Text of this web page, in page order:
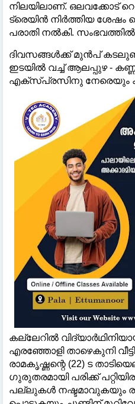
നിലയിലാണ്. ഒലവക്കോട്
ട്രെയിന്‍ നിര്‍ത്തിയ
പരാതി നല്‍കി.
ദിവസങ്ങള്‍ക്ക് മുന്‍പ്
ഇടയില്‍ വച്ച് ആലപ്പുഴ -
എക്‌സ്പ്രസിനു നേരെയും
കല്ലേറില്‍
എരഞ്ഞോളി താഴെകുനി
രാമകൃഷ്ണന്റെ (22) ട
ഗുരുതരമായി പരിക്ക്
പല്ലുകള്‍ നഷ്ടമാവുകയും